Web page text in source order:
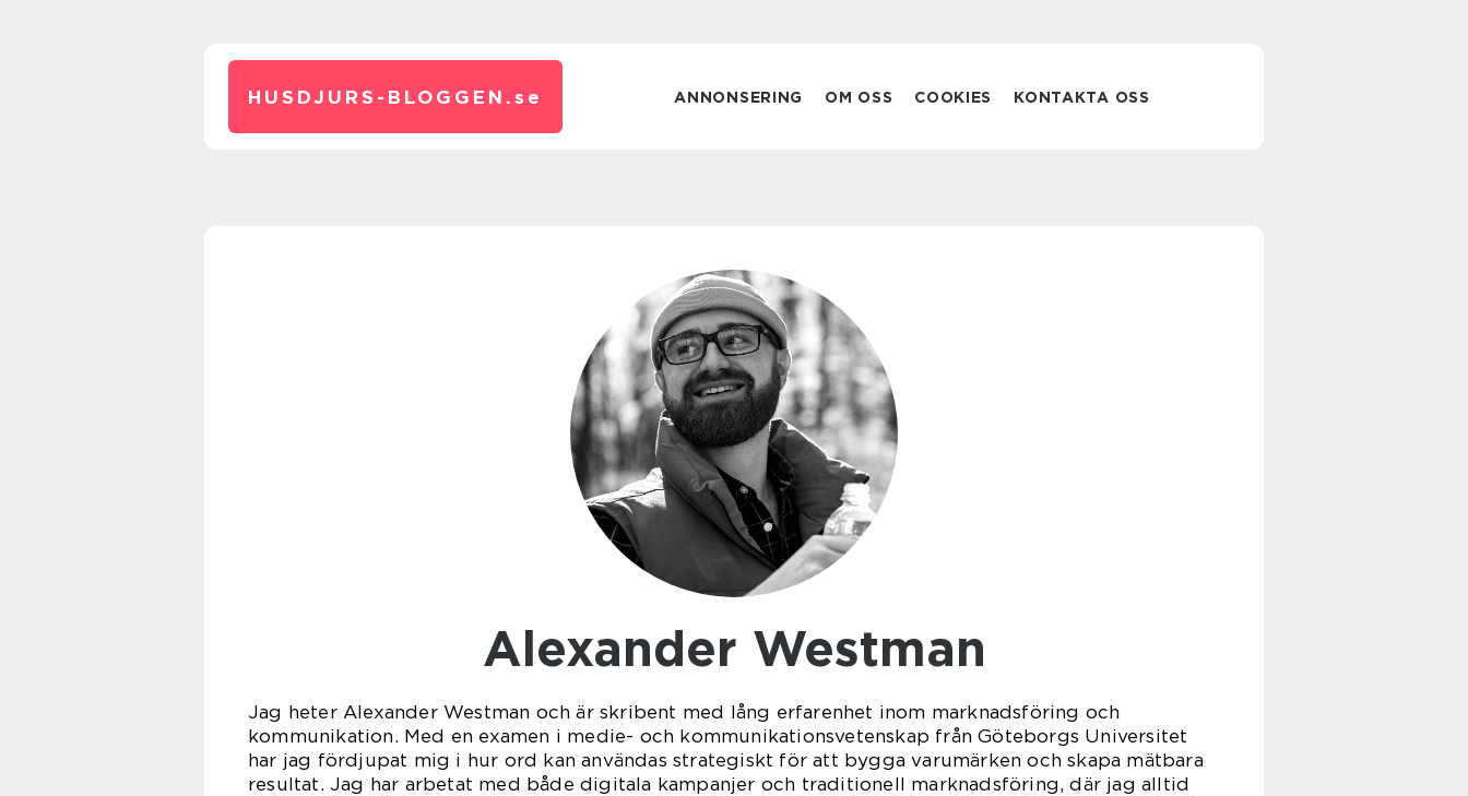
HUSDJURS-BLOGGEN. se ANNONSERING OM OSS COOKIES KONTAKTA OSS
Alexander Westman
Jag heter Alexander Westman och är skribent med lång erfarenhet inom marknadsföring och
kommunikation. Med en examen i medie- och kommunikationsvetenskap från Göteborgs Universitet
har jag fördjupat mig i hur ord kan användas strategiskt för att bygga varumärken och skapa mätbara
resultat. Jag har arbetat med både digitala kampanjer och traditionell marknadsföring, där jag alltid